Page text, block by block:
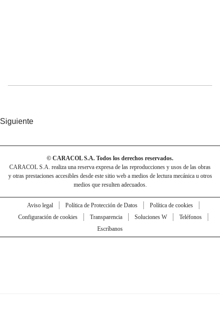
Siguiente
© CARACOL S.A. Todos los derechos reservados.
CARACOL S.A. realiza una reserva expresa de las reproducciones y usos de las obras
y otras prestaciones accesibles desde este sitio web a medios de lectura mecánica u otros
medios que resulten adecuados.
Aviso legal Política de Protección de Datos
Política de cookies
Configuración de cookies
Transparencia Soluciones W
Teléfonos
Escríbanos